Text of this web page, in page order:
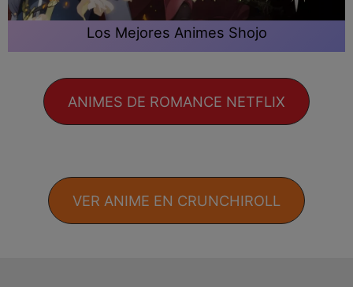
Los Mejores Animes Shojo
ANIMES DE ROMANCE NETFLIX
VER ANIME EN CRUNCHIROLL